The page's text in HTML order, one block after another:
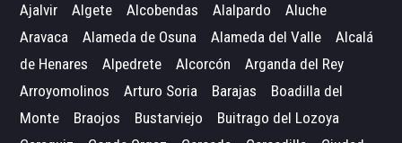
Ajalvir
Algete Alcobendas Alalpardo
Aluche
Aravaca
Alameda de Osuna Alameda del Valle
Alcalá
de Henares
Alpedrete Alcorcón
Arganda del Rey
Arroyomolinos
Arturo Soria Barajas
Boadilla del
Monte
Braojos Bustarviejo
Buitrago del Lozoya